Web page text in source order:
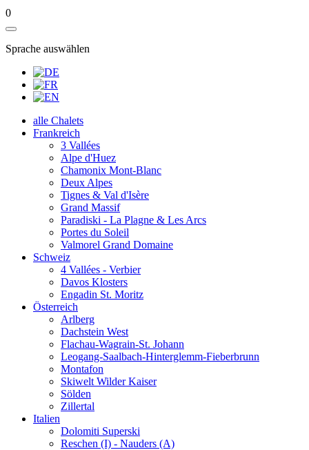
0
Sprache auswählen
alle Chalets
Frankreich
3 Vallées
Alpe d'Huez
Chamonix Mont-Blanc
Deux Alpes
Tignes & Val d'Isère
Grand Massif
Paradiski - La Plagne & Les Arcs
Portes du Soleil
Valmorel Grand Domaine
Schweiz
4 Vallées - Verbier
Davos Klosters
Engadin St. Moritz
Österreich
Arlberg
Dachstein West
Flachau-Wagrain-St. Johann
Leogang-Saalbach-Hinterglemm-Fieberbrunn
Montafon
Skiwelt Wilder Kaiser
Sölden
Zillertal
Italien
Dolomiti Superski
Reschen (I) - Nauders (A)